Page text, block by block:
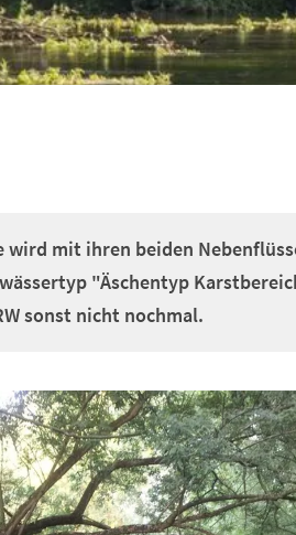
wird mit ihren beiden
"Äschentyp
sonst nicht nochmal.